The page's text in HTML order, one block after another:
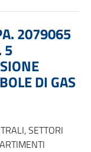
2079065
5
DI GAS
SETTORI